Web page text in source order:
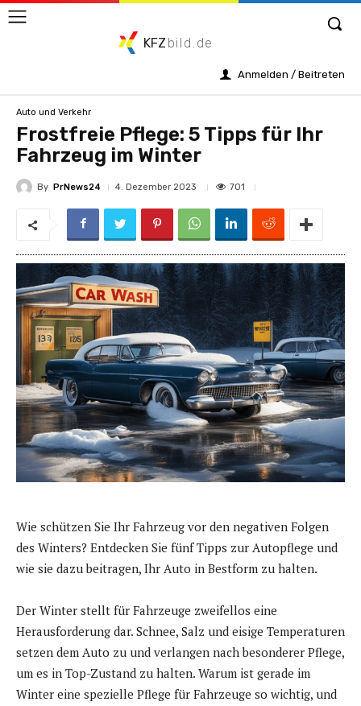
KFZ bild.de
Anmelden / Beitreten
Auto und Verkehr
Frostfreie Pflege: 5 Tipps für Ihr
Fahrzeug im Winter
By PrNews24 4. Dezember 2023 701
Wie schützen Sie Ihr Fahrzeug vor den negativen Folgen
des Winters? Entdecken Sie fünf Tipps zur Autopflege und
wie sie dazu beitragen, Ihr Auto in Bestform zu halten.
Der Winter stellt für Fahrzeuge zweifellos eine
Herausforderung dar. Schnee, Salz und eisige Temperaturen
setzen dem Auto zu und verlangen nach besonderer Pflege,
um es in Top-Zustand zu halten. Warum ist gerade im
Winter eine spezielle Pflege für Fahrzeuge so wichtig, und